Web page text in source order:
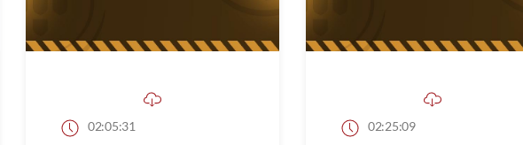
02:05:31 02:25:09